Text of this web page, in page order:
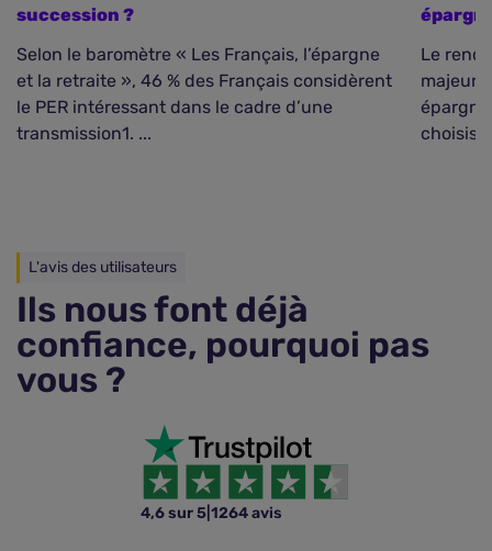
succession ?
Selon le baromètre « Les Français, l’épargne
et la retraite », 46 % des Français considèrent
le PER intéressant dans le cadre d’une
transmission1. ...
Le
majeur
choisis,
L'avis des utilisateurs
Ils nous font déjà
confiance, pourquoi pas
vous ?
4,6 sur 5 1264 avis